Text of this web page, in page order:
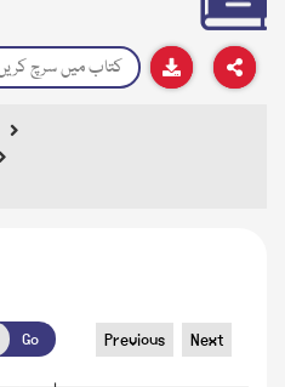
Go Previous Next